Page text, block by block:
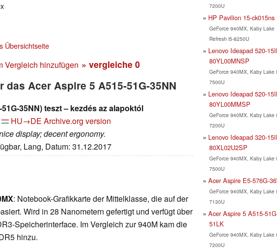
Übersichtseite
Vergleich hinzufügen » vergleiche 0
das Acer Aspire 5 A515-51G-35NN
35NN) teszt – kezdés az alapoktól
HU→DE Archive.org version
display; decent ergonomy.
Lang, Datum: 31.12.2017
: Notebook-Grafikkarte der Mittelklasse, die auf der
Wird in 28 Nanometern gefertigt und verfügt über
Speicherinterface. Im Vergleich zur 940M kam die
hinzu.
7200U
HP Pavilion 15-ck015ns
GeForce 940MX, Kaby Lake
Refresh i5-8250U
Lenovo Ideapad 520-
80YL00MNSP
GeForce 940MX, Kaby Lake
7500U
Lenovo Ideapad 520-
80YL00MMSP
GeForce 940MX, Kaby Lake
7200U
Lenovo Ideapad 320-
80XL02U2SP
GeForce 940MX, Kaby Lake
7500U
Acer Aspire E5-576G-
GeForce 940MX, Kaby Lake
7130U
Acer Aspire 5 A515-
51LK
GeForce 940MX, Kaby Lake
7200U